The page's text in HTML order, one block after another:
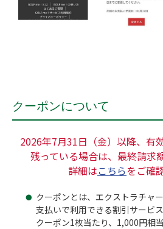
クーポンについて
2026年7月31日（金）以降、有
残っている場合は、最終請求
詳細はこちらをご確
クーポンとは、エクストラチャ
支払いで利用できる割引サービス
クーポン1枚当たり、1,000円相